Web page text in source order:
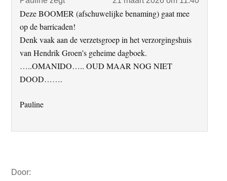
Deze BOOMER (afschuwelijke benaming) gaat mee
op de barricaden!
Denk vaak aan de verzetsgroep in het verzorgingshuis
van Hendrik Groen’s geheime dagboek.
…..OMANIDO….. OUD MAAR NOG NIET
DOOD…….
Pauline
Sidebar
Door: